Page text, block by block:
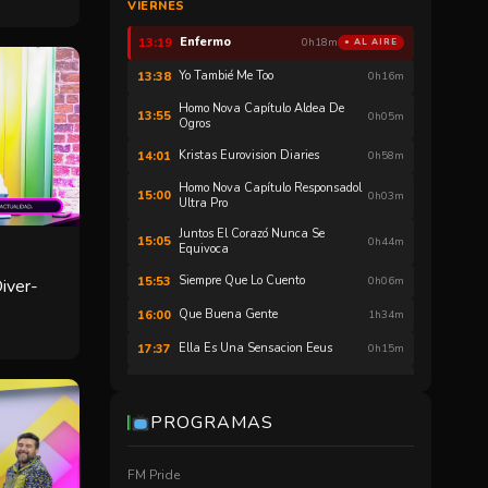
VIERNES
13:16 Hnc ¿cómo Te Sentirías
13:19 Enfermo 0h18m ● AL AIRE
13:38 Yo Tambié Me Too 0h16m
13:55 Homo Nova Capítulo Aldea De
Ogros
0h05m
14:01 Kristas Eurovision Diaries 0h58m
15:00 Homo Nova Capítulo Responsadol
Ultra Pro
0h03m
15:05 Juntos El Corazó Nunca Se
Equivoca
0h44m
15:53 Siempre Que Lo Cuento 0h06m
16:00 Que Buena Gente 1h34m
17:37 Ella Es Una Sensacion Eeus 0h15m
17:59 Estori Time
18:20 Estori Time
PROGRAMAS
FM Pride